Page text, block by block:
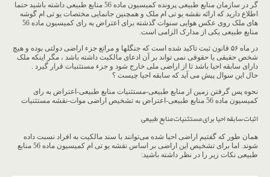
گر در سازمان منابع طبیعی پرونده کمیسیون ماده 56 منابع طبیعی داشته باشید حتما
اطلاع دارید که ارائه نقشه یو تی ام ملک و همچنین جانمایی مختصات یو تی ام گوشه
های ملک روی عکس هوایی سنوات گذشته برای اعتراض به رای کمیسیون ماده 56
منابع طبیعی یکی از مدارک الزامی است.
در ماه ۵۶ قانون ثبت تاکید شده است که جنگلها و مراتع جزء اراضی دولتی بوده و هیچ
شخص حقیقی یا حقوقی نمی تواند بر آن ادعای مالکیت داشته باشد ، مگر اینکه ملک
دارای سابقه احیا باشد تا از اراضی ملی خارج شود و جزء مستثنیات قرار گیرد .
حال این سوال پیش می آید که سابقه احیا چیست ؟
نحوه پس گرفتن زمین از منابع طبیعی-مستثنیات منابع طبیعی-اعتراض به رای
کمیسیون ماده 56 منابع طبیعی-اعتراض به تشخیص اراضی موات-نقشه مستثنیات
اثبات سابقه احیا برای مستثنیات منابع طبیعی
همان طور که گفتیم اراضی احیا شده می‌توانند با سند مالکیت به افراد نسبت داده
شوند. اما برای تشخیص این اراضی بر اساس نقشه یو تی ام کمیسیون ماده 56 منابع
طبیعی نکات زیر را در نظر داشته باشید: